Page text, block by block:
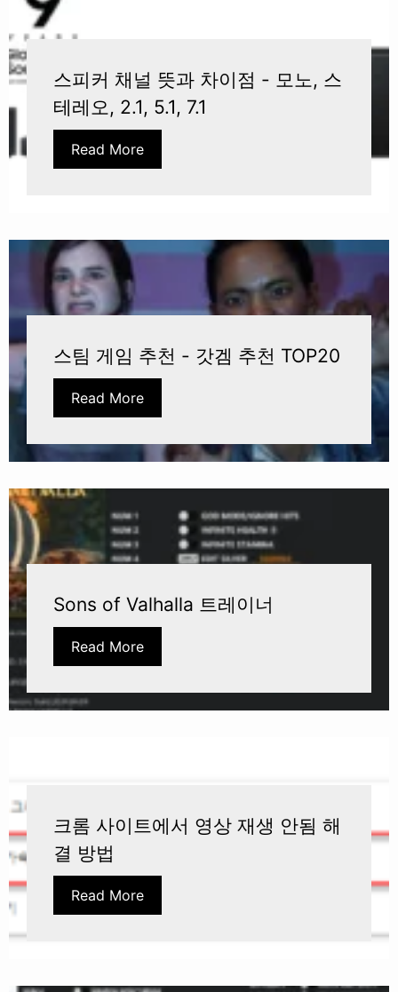
스피커 채널 뜻과 차이점 - 모노, 스
테레오, 2.1, 5.1, 7.1
Read More
스팀 게임 추천 - 갓겜 추천 TOP20
Read More
Sons of Valhalla 트레이너
Read More
크롬 사이트에서 영상 재생 안됨 해
결 방법
Read More